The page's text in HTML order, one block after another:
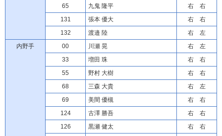
65
九鬼 隆平
右 右
131
張本 優大
右 右
132
渡邉 陸
右 左
内野手
00 川瀬 晃
右 左
33
増田 珠
右 右
55
野村 大樹
右 右
68
三森 大貴
右 左
69
美間 優槻
右 右
124
古澤 勝吾
右 右
126
黒瀬 健太
右 右